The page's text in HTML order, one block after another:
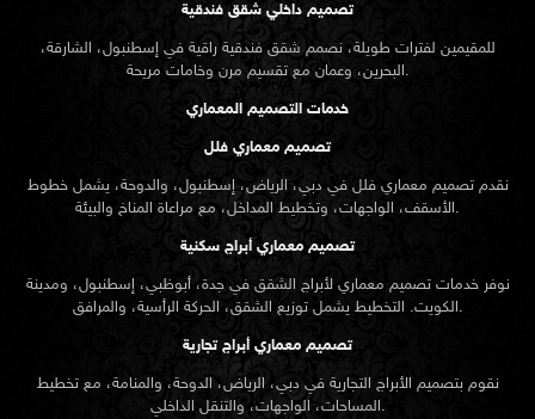
تصميم داخلي شقق فندقية
للمقيمين لفترات طويلة، نصمم شقق فندقية راقية في إسطنبول، الشارقة،
البحرين، وعمان مع تقسيم مرن وخامات مريحة.
خدمات التصميم المعماري
تصميم معماري فلل
نقدمتصميم معماري فلل في دبي، الرياض، إسطنبول، والدوحة، يشمل خطوط
الأسقف، الواجهات، وتخطيط المداخل، مع مراعاة المناخ والبيئة.
تصميم معماري أبراج سكنية
نوفر خدمات تصميم معماري لأبراج الشقق في جدة، أبوظبي، إسطنبول، ومدينة
الكويت. التخطيط يشمل توزيع الشقق، الحركة الرأسية، والمرافق.
تصميم معماري أبراج تجارية
نقوم بتصميم الأبراج التجارية في دبي، الرياض، الدوحة، والمنامة، مع تخطيط
المساحات، الواجهات، والتنقل الداخلي.